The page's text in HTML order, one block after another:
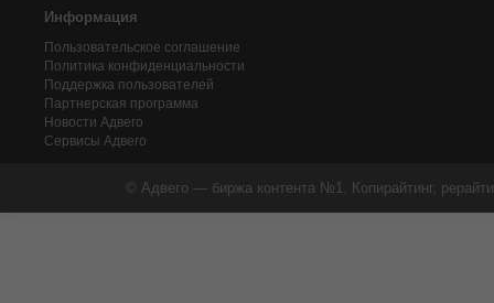
Информация
Пользовательское соглашение
Политика конфиденциальности
Поддержка пользователей
Партнерская программа
Новости Адвего
Сервисы Адвего
© Адвего — биржа контента №1. Копирайтинг,